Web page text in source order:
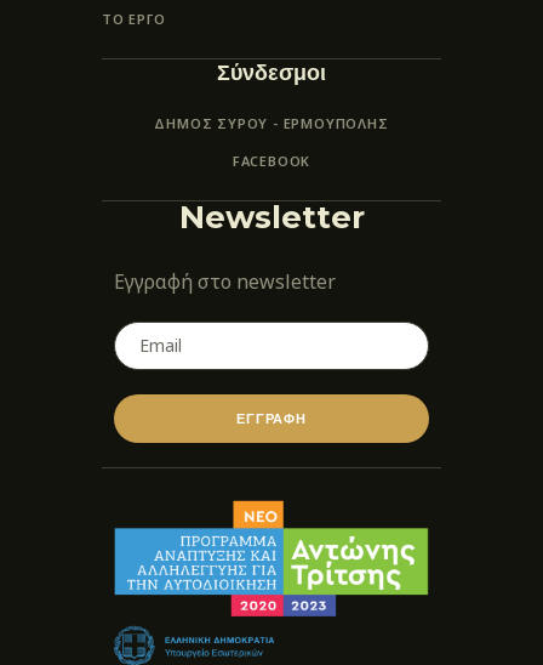
ΤΟ ΕΡΓΟ
Σύνδεσμοι
ΔΗΜΟΣ ΣΥΡΟΥ - ΕΡΜΟΎΠΟΛΗΣ
FACEBOOK
Newsletter
Εγγραφή στο newsletter
ΕΓΓΡΑΦΗ